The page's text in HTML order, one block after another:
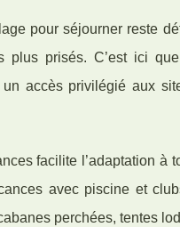
pour séjourner reste
plus prisés. C’est ici
un accès privilégié aux
facilite l’adaptation
avec piscine et
perchées, tentes